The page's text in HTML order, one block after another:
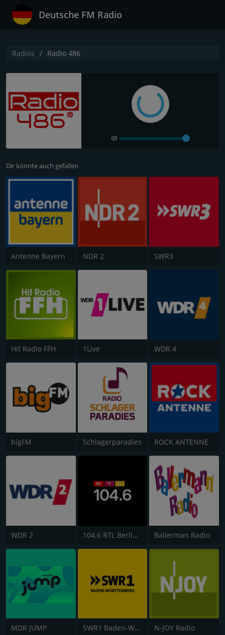
Deutsche FM Radio
Radios Radio 486
Dir könnte auch gefallen
Antenne Bayern NDR 2 SWR3
Hit Radio FFH 1Live WDR 4
bigFM Schlagerparadies ROCK ANTENNE
WDR 2 104.6 RTL Berlins Hitradio Ballerman Radio
MDR JUMP SWR1 Baden-Württemberg N-JOY Radio